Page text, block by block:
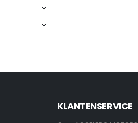
KLANTENSERVICE